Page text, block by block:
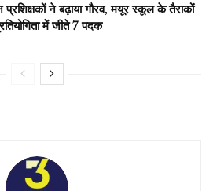
ने बढ़ाया गौरव, मयूर स्कूल के तैराकों
में जीते 7 पदक